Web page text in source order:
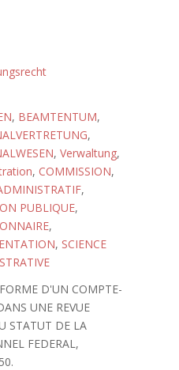
, BEAMTENTUM,
,
, Verwaltung,
, COMMISSION,
,
PUBLIQUE,
,
, SCIENCE
D'UN COMPTE-
UNE REVUE
STATUT DE LA
FEDERAL,